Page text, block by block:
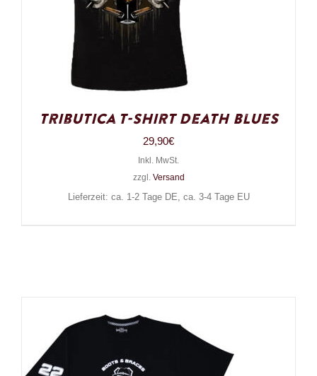
Tributica T-Shirt Death Blues
29,90€
Inkl. MwSt.
zzgl. Versand
Lieferzeit: ca. 1-2 Tage DE, ca. 3-4 Tage EU